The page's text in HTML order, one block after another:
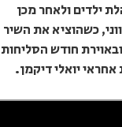
- "תפילתי" הוא החל את דרכו המוזיקלית בגיל 14 במקהלת ילדים ולאחר מכן
כשהוציא את השיר
חודש הסליחות
יואלי דיקמן.